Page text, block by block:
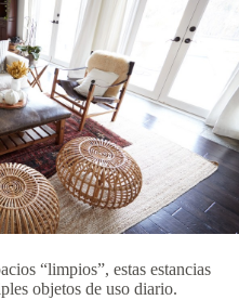
“limpios”, estas estancias
objetos de uso diario.